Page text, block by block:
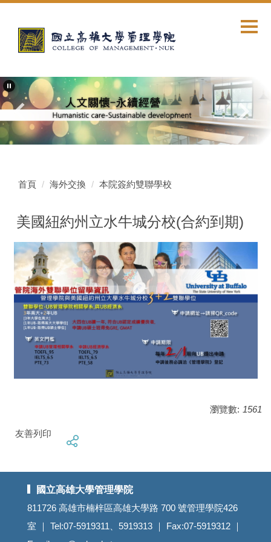
容
區
首頁 海外交換 本院簽約雙聯學校
美國紐約州立水牛城分校(合約到期)
瀏覽數: 1561
友善列印
國立高雄大學管理學院
811726 高雄市楠梓區高雄大學路 700 號管理學院426
室 ｜ Tel:07-5919311、5919313 ｜ Fax:07-5919312 ｜